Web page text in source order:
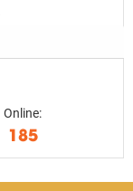
Online:
185